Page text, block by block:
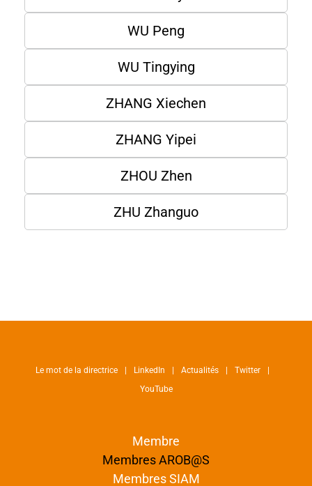
WU Peng
WU Tingying
ZHANG Xiechen
ZHANG Yipei
ZHOU Zhen
ZHU Zhanguo
Le mot de la directrice LinkedIn Actualités
Twitter
YouTube
Membre
Membres AROB@S
Membres SIAM